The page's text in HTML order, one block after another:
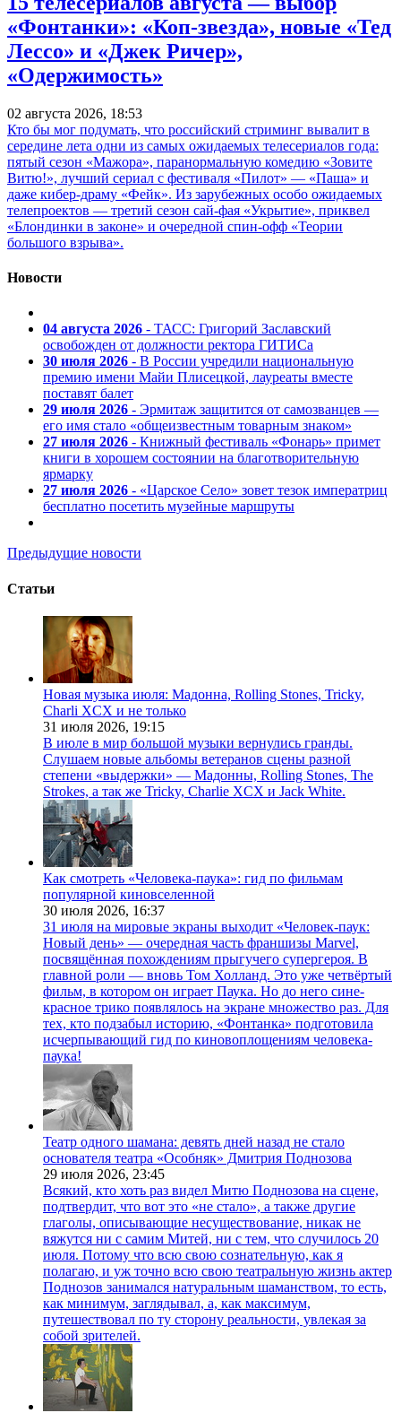
«Фонтанки»: «Коп-звезда», новые «Тед
Лессо» и «Джек Ричер»,
«Одержимость»
02 августа 2026, 18:53
Кто бы мог подумать, что российский стриминг вывалит в
середине лета одни из самых ожидаемых телесериалов года:
пятый сезон «Мажора», паранормальную комедию «Зовите
Витю!», лучший сериал с фестиваля «Пилот» — «Паша» и
даже кибер-драму «Фейк». Из зарубежных особо ожидаемых
телепроектов — третий сезон сай-фая «Укрытие», приквел
«Блондинки в законе» и очередной спин-офф «Теории
большого взрыва».
Новости
04 августа 2026 - ТАСС: Григорий Заславский
освобожден от должности ректора ГИТИСа
30 июля 2026 - В России учредили национальную
премию имени Майи Плисецкой, лауреаты вместе
поставят балет
29 июля 2026 - Эрмитаж защитится от самозванцев —
его имя стало «общеизвестным товарным знаком»
27 июля 2026 - Книжный фестиваль «Фонарь» примет
книги в хорошем состоянии на благотворительную
ярмарку
27 июля 2026 - «Царское Село» зовет тезок императриц
бесплатно посетить музейные маршруты
Предыдущие новости
Статьи
Новая музыка июля: Мадонна, Rolling Stones, Tricky,
Charli XCX и не только
31 июля 2026, 19:15
В июле в мир большой музыки вернулись гранды.
Слушаем новые альбомы ветеранов сцены разной
степени «выдержки» — Мадонны, Rolling Stones, The
Strokes, а так же Tricky, Charlie XCX и Jack White.
Как смотреть «Человека-паука»: гид по фильмам
популярной киновселенной
30 июля 2026, 16:37
31 июля на мировые экраны выходит «Человек-паук:
Новый день» — очередная часть франшизы Marvel,
посвящённая похождениям прыгучего супергероя. В
главной роли — вновь Том Холланд. Это уже четвёртый
фильм, в котором он играет Паука. Но до него сине-
красное трико появлялось на экране множество раз. Для
тех, кто подзабыл историю, «Фонтанка» подготовила
исчерпывающий гид по киновоплощениям человека-
паука!
Театр одного шамана: девять дней назад не стало
основателя театра «Особняк» Дмитрия Поднозова
29 июля 2026, 23:45
Всякий, кто хоть раз видел Митю Поднозова на сцене,
подтвердит, что вот это «не стало», а также другие
глаголы, описывающие несуществование, никак не
вяжутся ни с самим Митей, ни с тем, что случилось 20
июля. Потому что всю свою сознательную, как я
полагаю, и уж точно всю свою театральную жизнь актер
Поднозов занимался натуральным шаманством, то есть,
как минимум, заглядывал, а, как максимум,
путешествовал по ту сторону реальности, увлекая за
собой зрителей.